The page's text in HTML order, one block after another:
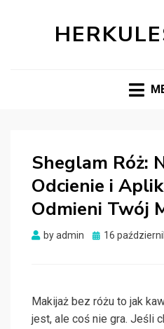
Sheglam Róż:
Odcienie i
Odmieni Twój
byadmin
Posted
16
Makijaż bez różu to jak
jest, ale coś nie gra. Jeśli